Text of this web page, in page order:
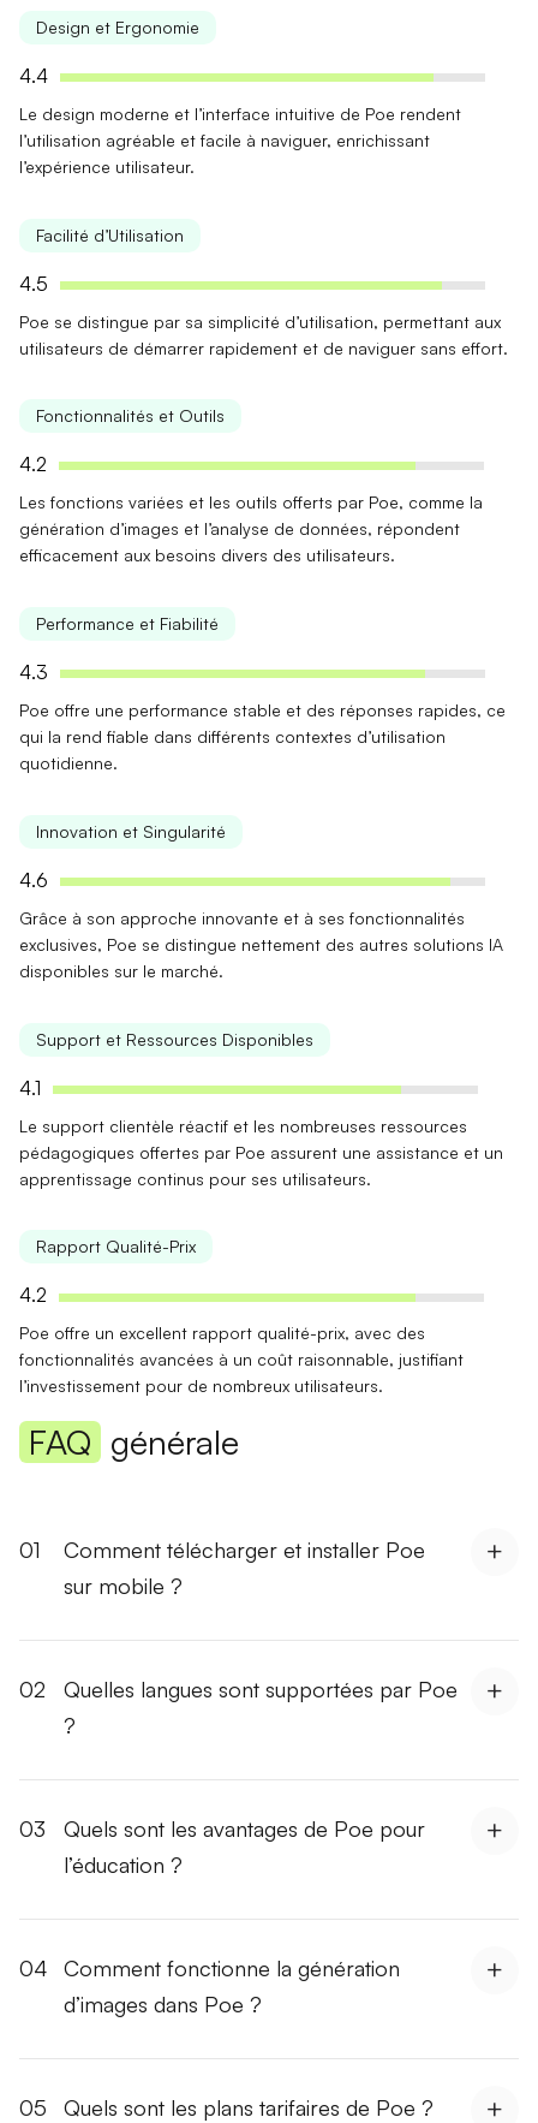
Design et Ergonomie
4.4
Le design moderne et l’interface intuitive de Poe rendent
l’utilisation agréable et facile à naviguer, enrichissant
l’expérience utilisateur.
Facilité d’Utilisation
4.5
Poe se distingue par sa simplicité d’utilisation, permettant aux
utilisateurs de démarrer rapidement et de naviguer sans effort.
Fonctionnalités et Outils
4.2
Lesfonctions variées et les outils offerts par Poe, comme la
génération d’images et l’analyse de données, répondent
efficacement aux besoins divers des utilisateurs.
Performance et Fiabilité
4.3
Poe offre une performance stable et des réponses rapides, ce
qui la rend fiable dans différents contextes d’utilisation
quotidienne.
Innovation et Singularité
4.6
Grâce à son approche innovante et à ses fonctionnalités
exclusives, Poe se distingue nettement des autres solutions IA
disponibles sur le marché.
Support et Ressources Disponibles
4.1
Le support clientèle réactif et les nombreuses ressources
pédagogiques offertes par Poe assurent une assistance et un
apprentissage continus pour ses utilisateurs.
Rapport Qualité-Prix
4.2
Poe offre un excellent rapport qualité-prix, avec des
fonctionnalités avancées à un coût raisonnable, justifiant
l’investissement pour de nombreux utilisateurs.
FAQ générale
01
Comment télécharger et installer Poe
sur mobile ?
02
Quelles langues sont supportées par Poe
?
03
Quels sont les avantages de Poe pour
l’éducation ?
04
Comment fonctionne la génération
d’images dans Poe ?
05 Quels sont les plans tarifaires de Poe ?